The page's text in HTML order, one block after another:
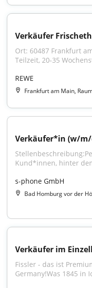
Verkäufer
Ort: 60487 Frankfurt
Teilzeit, 20-35
REWE
Frankfurt am Main,
Verkäufer*in (w/
Kund*innen, hinter
s-phone GmbH
Bad Homburg vor der
Verkäufer im
Fissler - das ist
Germany!Was 1845 in